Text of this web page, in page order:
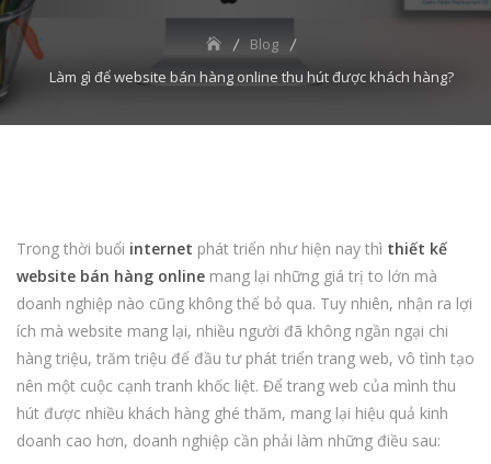
Blog
Làm gì để website bán hàng online thu hút được khách hàng?
Trong thời buổi internet phát triển như hiện nay thì thiết kế
website bán hàng online mang lại những giá trị to lớn mà
doanh nghiệp nào cũng không thể bỏ qua. Tuy nhiên, nhận ra lợi
ích mà website mang lại, nhiều người đã không ngần ngại chi
hàng triệu, trăm triệu để đầu tư phát triển trang web, vô tình tạo
nên một cuộc cạnh tranh khốc liệt. Để trang web của mình thu
hút được nhiều khách hàng ghé thăm, mang lại hiệu quả kinh
doanh cao hơn, doanh nghiệp cần phải làm những điều sau: